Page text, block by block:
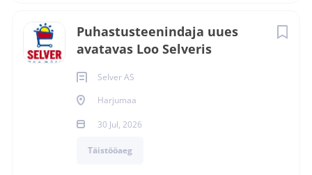
Puhastusteenindaja uues
avatavas Loo Selveris
Selver AS
Harjumaa
30 Jul, 2026
Täistööaeg